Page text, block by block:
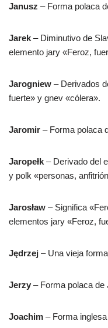
Janusz – Forma polaca
Jarek – Diminutivo de
elemento jary «Feroz,
Jarogniew – Derivados
fuerte» y gnev «cólera».
Jaromir – Forma polaca
Jaropełk – Derivado del
y polk «personas,
Jarosław – Significa
elementos jary «Feroz,
Jędrzej – Una vieja
Jerzy – Forma polaca de
Joachim – Forma